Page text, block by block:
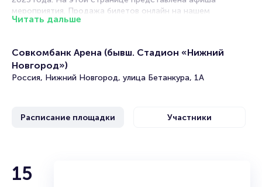
мероприятия. Продажа билетов онлайн на нашем
официальном сайте осуществляется без посредников.
Билеты на матч Пари Нижний Новгород - Динамо
Махачкала. Российская Премьер Лига
продажи билетов на мероприятия разного формата.
популярностью у зрителей. Спешите купить их, пока они
есть в наличии.
Читать дальше
Совкомбанк Арена (бывш. Стадион «Нижний
Новгород»)
Россия, Нижний Новгород, улица Бетанкура, 1А
Расписание площадки Участники
15